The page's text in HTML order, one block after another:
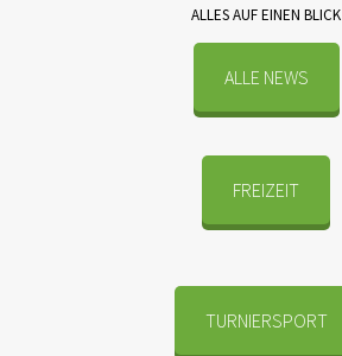
ALLES AUF EINEN BLICK
ALLE NEWS
FREIZEIT
TURNIERSPORT